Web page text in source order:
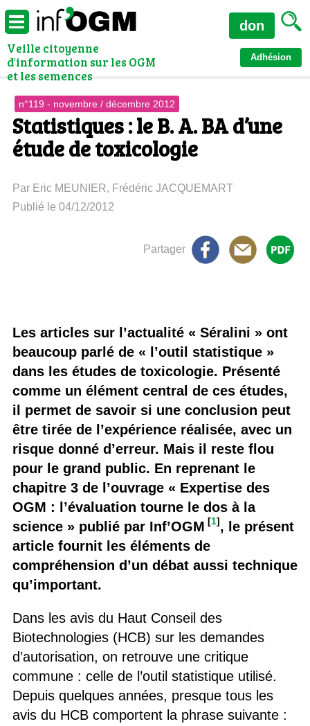
Veille citoyenne
d'information sur les OGM
et les semences
Adhésion
don
n°119 - novembre / décembre 2012
Statistiques : le B. A. BA d’une
étude de toxicologie
Par Eric MEUNIER, Frédéric JACQUEMART
Publié le 04/12/2012
Partager
Les articles sur l’actualité « Séralini » ont
beaucoup parlé de « l’outil statistique »
dans les études de toxicologie. Présenté
comme un élément central de ces études,
il permet de savoir si une conclusion peut
être tirée de l’expérience réalisée, avec un
risque donné d’erreur. Mais il reste flou
pour le grand public. En reprenant le
chapitre 3 de l’ouvrage « Expertise des
OGM : l’évaluation tourne le dos à la
science » publié par Inf’OGM [1], le présent
article fournit les éléments de
compréhension d’un débat aussi technique
qu’important.
Dans les avis du Haut Conseil des
Biotechnologies (HCB) sur les demandes
d’autorisation, on retrouve une critique
commune : celle de l’outil statistique utilisé.
Depuis quelques années, presque tous les
avis du HCB comportent la phrase suivante :